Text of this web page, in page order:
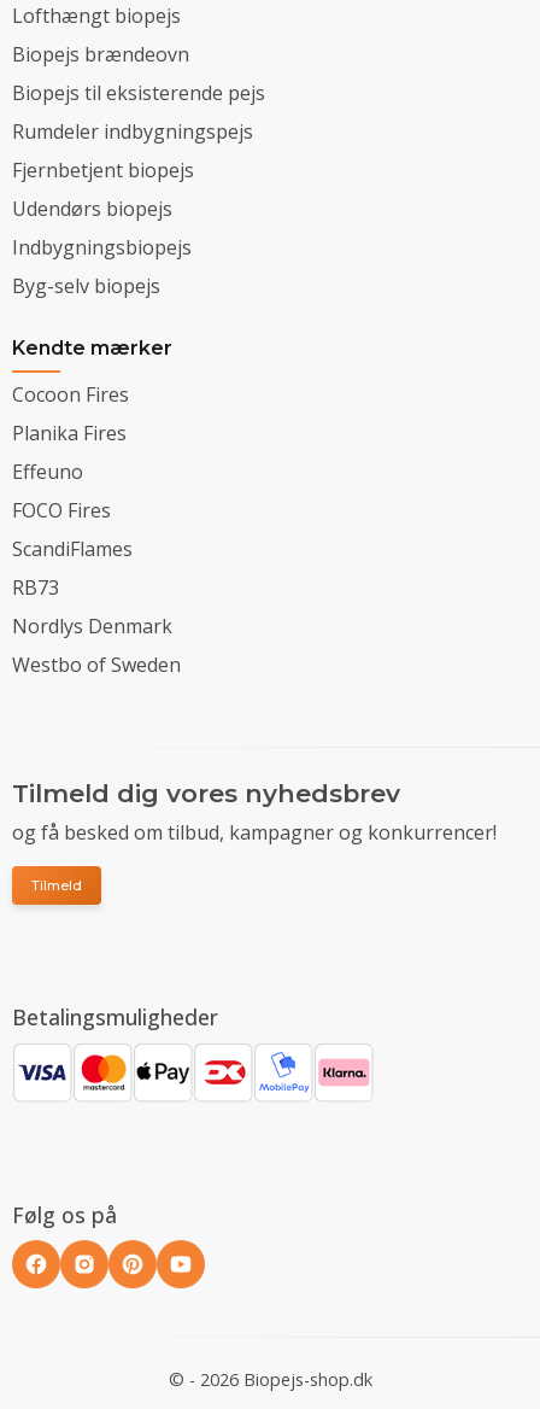
Lofthængt biopejs
Biopejs brændeovn
Biopejs til eksisterende pejs
Rumdeler indbygningspejs
Fjernbetjent biopejs
Udendørs biopejs
Indbygningsbiopejs
Byg-selv biopejs
Kendte mærker
Cocoon Fires
Planika Fires
Effeuno
FOCO Fires
ScandiFlames
RB73
Nordlys Denmark
Westbo of Sweden
Tilmeld dig vores nyhedsbrev
og få besked om tilbud, kampagner og konkurrencer!
Tilmeld
Betalingsmuligheder
Følg os på
© - 2026 Biopejs-shop.dk